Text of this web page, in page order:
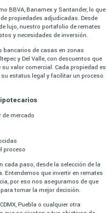
BBVA, Banamex y Santander, lo que
propiedades adjudicadas. Desde
lujo, nuestro portafolio de remates
y necesidades de inversión.
bancarios de casas en zonas
y Del Valle, con descuentos que
valor comercial. Cada propiedad es
estatus legal y facilitar un proceso
mercado
proceso
cada paso, desde la selección de la
que invertir en remates
por eso nos aseguramos de que
tomar la mejor decisión.
Puebla o cualquier otra